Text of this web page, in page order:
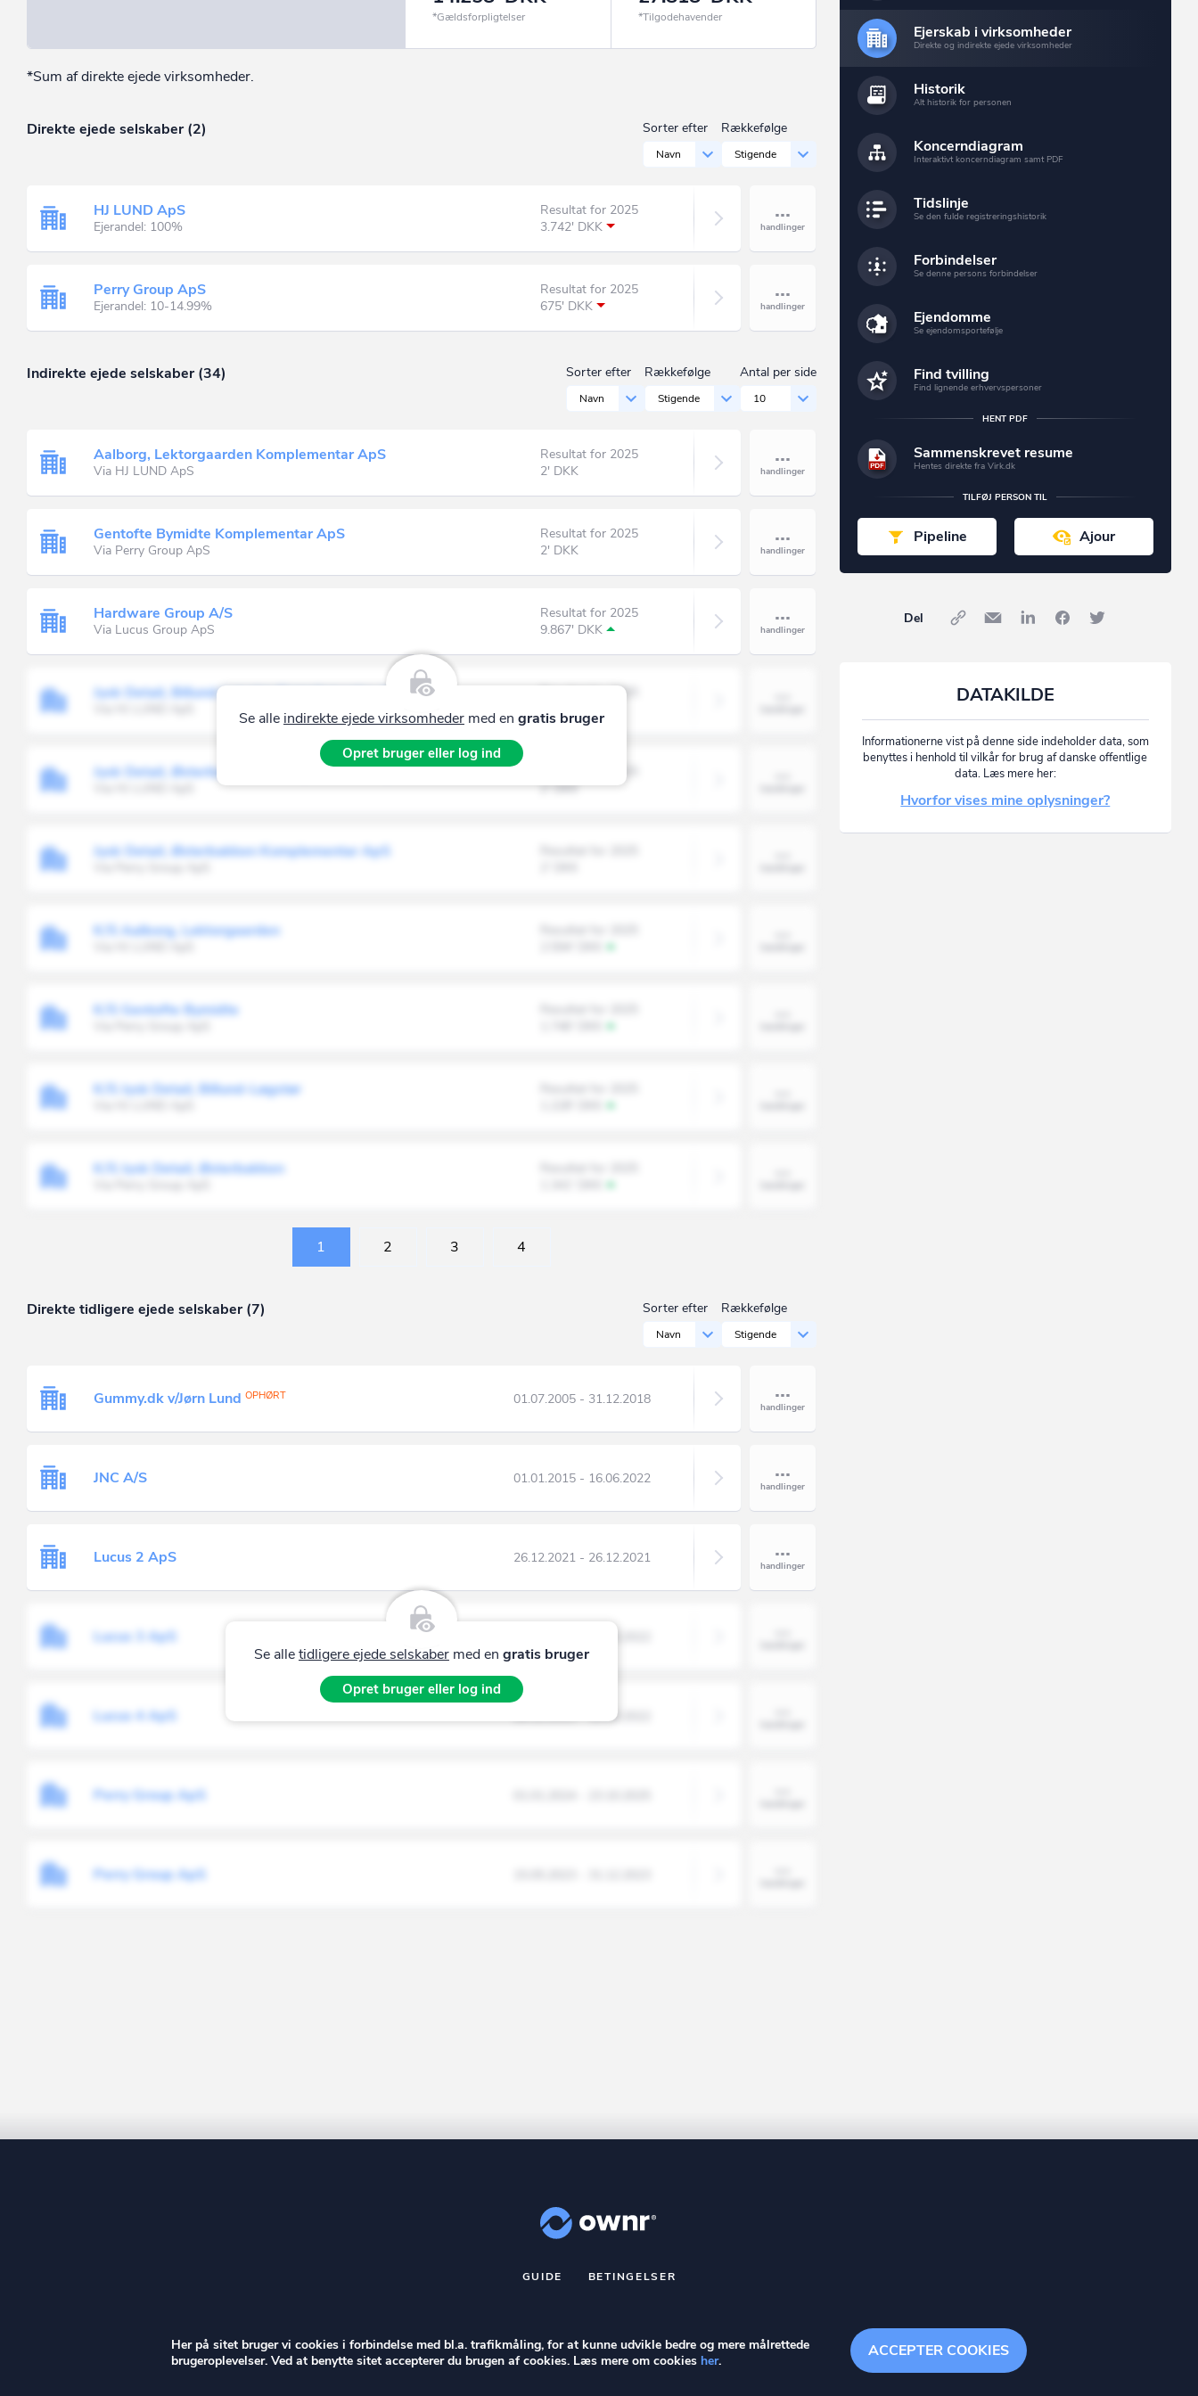
*Gældsforpligtelser *Tilgodehavender
*Sum af direkte ejede virksomheder.
Direkte ejede selskaber (2) Sorter efter
Navn
Rækkefølge
Stigende
HJ LUND ApS
Ejerandel: 100%
Resultat for 2025
3.742' DKK
Perry Group ApS
Ejerandel: 10-14.99%
Resultat for 2025
675' DKK
Indirekte ejede selskaber (34) Sorter efter
Navn
Rækkefølge
Stigende
Antal per side
10
Aalborg, Lektorgaarden Komplementar ApS
Via HJ LUND ApS
Resultat for 2025
2' DKK
Gentofte Bymidte Komplementar ApS
Via Perry Group ApS
Resultat for 2025
2' DKK
Hardware Group A/S
Via Lucus Group ApS
Resultat for 2025
9.867' DKK
Jysk Detail, Billund-Løgstør Komplementar ApS
Resultat for 2025
2' DKK
Jysk Detail, Østerbakken II Komplementar ApS
2' DKK
Jysk Detail, Østerbakken Komplementar ApS
K/S Aalborg, Lektorgaarden
K/S Gentofte Bymidte
K/S Jysk Detail, Billund-Løgstør
K/S Jysk Detail, Østerbakken
Se alle indirekte ejede virksomhedermed en gratis bruger
Opret bruger eller log ind
1 2 3 4
Direkte tidligere ejede selskaber (7) Sorter efter
Navn
Rækkefølge
Stigende
Gummy.dk v/Jørn Lund OPHØRT 01.07.2005 - 31.12.2018
JNC A/S 01.01.2015 - 16.06.2022
Lucus 2 ApS 26.12.2021 - 26.12.2021
Lucus 3 ApS
Lucus 4 ApS 26.12.2021 - 10.05.2022
Perry Group ApS
Perry Group ApS
Se alletidligere ejede selskabermed en gratis bruger
Opret bruger eller log ind
Ejerskab i virksomheder
Direkte og indirekte ejede virksomheder
Historik
Alt historik for personen
Koncerndiagram
Interaktivt koncerndiagram samt PDF
Tidslinje
Se den fulde registreringshistorik
Forbindelser
Se denne persons forbindelser
Ejendomme
Se ejendomsportefølje
Find tvilling
Find lignende erhvervspersoner
HENT PDF
Sammenskrevet resume
Hentes direkte fra Virk.dk
TILFØJ PERSON TIL
Pipeline Ajour
Del
DATAKILDE
Informationerne vist på denne side indeholder data, som
benyttes i henhold til vilkår for brug af danske offentlige
data. Læs mere her:
Hvorfor vises mine oplysninger?
GUIDE BETINGELSER
Stationsparken 26. 2., 2600 Glostrup, info@ownr.dk
ACCEPTER COOKIES
Her på sitet bruger vi cookies i forbindelse med bl.a. trafikmåling, for at kunne udvikle bedre og mere målrettede
brugeroplevelser. Ved at benytte sitet accepterer du brugen af cookies. Læs mere om cookies her.